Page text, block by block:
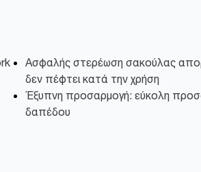
Ασφαλής στερέωση σακούλας
δεν πέφτει κατά την χρήση
Έξυπνη προσαρμογή: εύκολη
δαπέδου